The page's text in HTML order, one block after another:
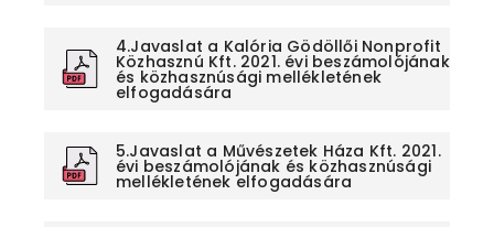
4.Javaslat a Kalória Gödöllői Nonprofit
Közhasznú Kft. 2021. évi beszámolójának
és közhasznúsági mellékletének
elfogadására
5.Javaslat a Művészetek Háza Kft. 2021.
évi beszámolójának és közhasznúsági
mellékletének elfogadására